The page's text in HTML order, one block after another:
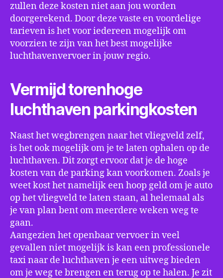
zullen deze kosten niet aan jou worden
doorgerekend. Door deze vaste en voordelige
tarieven is het voor iedereen mogelijk om
voorzien te zijn van het best mogelijke
luchthavenvervoer in jouw regio.
Vermijd torenhoge
luchthaven parkingkosten
Naast het wegbrengen naar het vliegveld zelf,
is het ook mogelijk om je te laten ophalen op de
luchthaven. Dit zorgt ervoor dat je de hoge
kosten van de parking kan voorkomen. Zoals je
weet kost het namelijk een hoop geld om je auto
op het vliegveld te laten staan, al helemaal als
je van plan bent om meerdere weken weg te
gaan.
Aangezien het openbaar vervoer in veel
gevallen niet mogelijk is kan een professionele
taxi naar de luchthaven je een uitweg bieden
om je weg te brengen en terug op te halen. Je zit